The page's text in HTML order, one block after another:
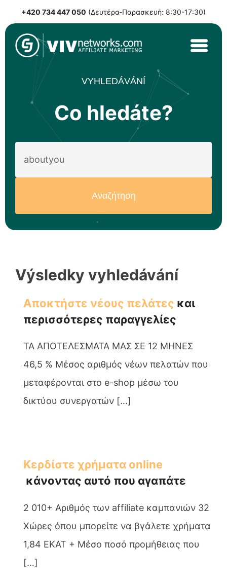
Skip
to
content
+420 734 447 050 (Δευτέρα-Παρασκευή: 8:30-17:30)
VIVnetworks.com
Nejvýkonnější affiliate síť v CEE
VYHLEDÁVÁNÍ
Co hledáte?
Výsledky vyhledávání
Αποκτήστε νέους πελάτες και
περισσότερες παραγγελίες
ΤΑ ΑΠΟΤΕΛΕΣΜΑΤΑ ΜΑΣ ΣΕ 12 ΜΗΝΕΣ
46,5 % Μέσος αριθμός νέων πελατών που
μεταφέρονται στο e-shop μέσω του
δικτύου συνεργατών […]
Κερδίστε χρήματα online
κάνοντας αυτό που αγαπάτε
2 010+ Αριθμός των affiliate καμπανιών 32
Χώρες όπου μπορείτε να βγάλετε χρήματα
1,84 EKAT + Μέσο ποσό προμήθειας που
[…]